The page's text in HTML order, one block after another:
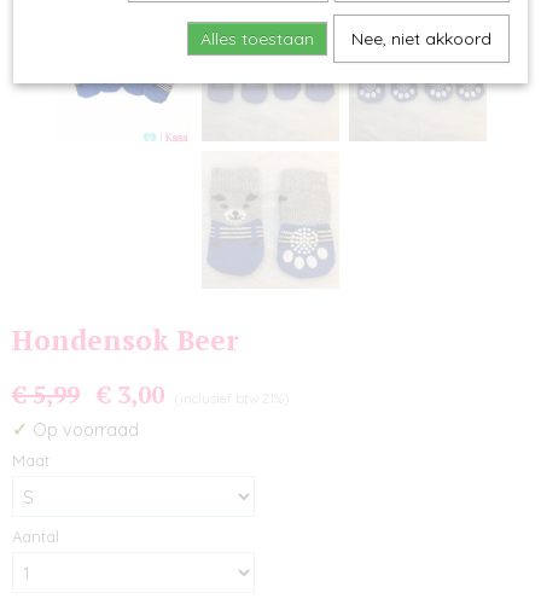
Hondensok Beer
€ 5,99 € 3,00 (inclusief btw 21%)
✓ Op voorraad
Maat
Aantal
Alles toestaan Nee, niet akkoord